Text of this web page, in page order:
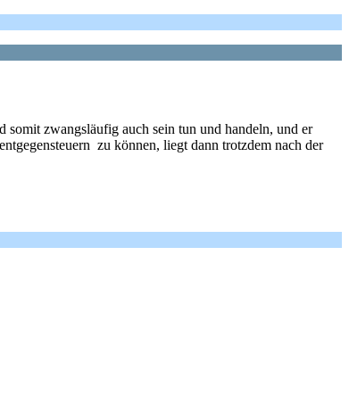
zwangsläufig auch sein tun und handeln, und er
zu können, liegt dann trotzdem nach der